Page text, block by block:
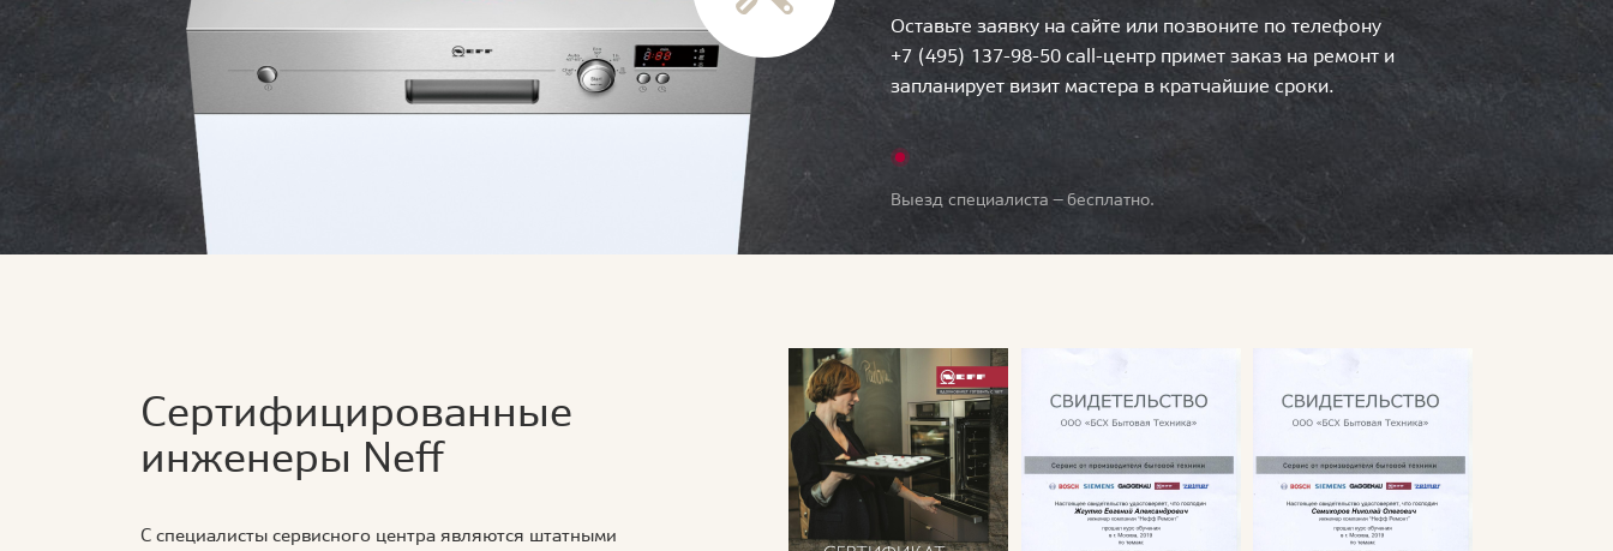
Оставьте заявку на сайте или позвоните по телефону
+7 (495) 137-98-50 call-центр примет заказ на ремонт и
запланирует визит мастера в кратчайшие сроки.
Выезд специалиста — бесплатно.
Сертифицированные
инженеры Neff
С специалисты сервисного центра являются штатными